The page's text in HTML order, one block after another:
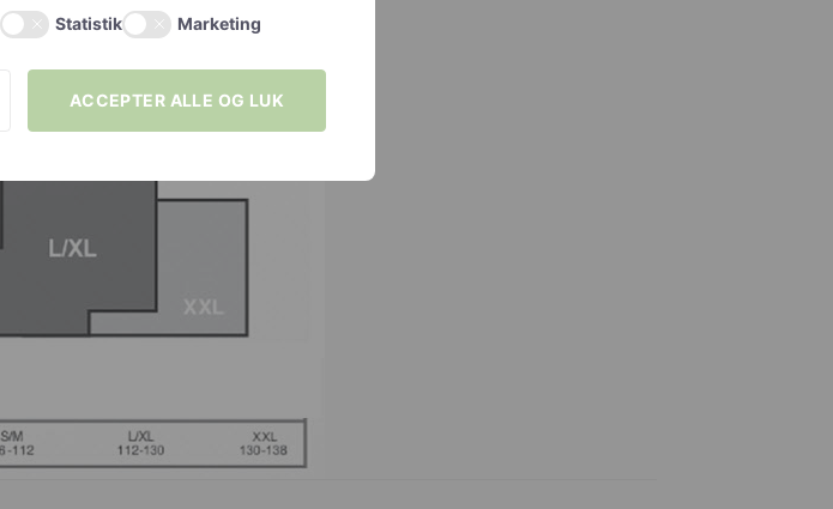
Statistik Marketing
ACCEPTER ALLE OG LUK